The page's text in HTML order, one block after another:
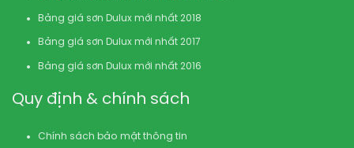
Bảng giá sơn Dulux mới nhất 2018
Bảng giá sơn Dulux mới nhất 2017
Bảng giá sơn Dulux mới nhất 2016
Quy định & chính sách
Chính sách bảo mật thông tin